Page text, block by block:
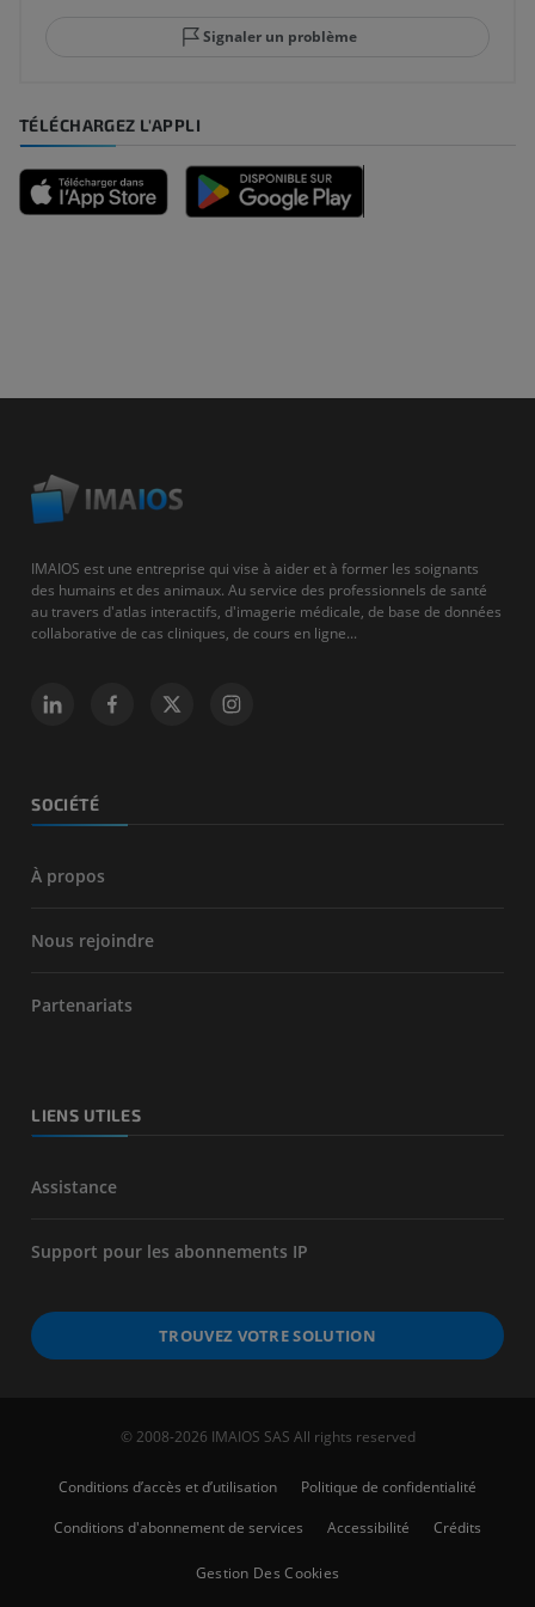
Signaler un problème
TÉLÉCHARGEZ L'APPLI
IMAIOS est une entreprise qui vise à aider et à former les soignants
des humains et des animaux. Au service des professionnels de santé
au travers d'atlas interactifs, d'imagerie médicale, de base de données
collaborative de cas cliniques, de cours en ligne...
SOCIÉTÉ
À propos
Nous rejoindre
Partenariats
LIENS UTILES
Assistance
Support pour les abonnements IP
TROUVEZ VOTRE SOLUTION
© 2008-2026 IMAIOS SAS All rights reserved
Conditions d’accès et d’utilisation
Politique de confidentialité
Conditions d'abonnement de services
Accessibilité Crédits
Gestion Des Cookies